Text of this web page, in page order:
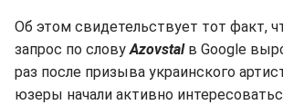
Об этом свидетельствует тот факт,
запрос по словуAzovstalв Google
раз после призыва украинского
юзеры начали активно